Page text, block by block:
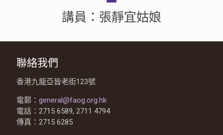
講員：張靜宜姑娘
聯絡我們
香港九龍亞皆老街123號
電郵： general@faog.org.hk
電話：2715 6589, 2711 4794
傳真：2715 6285